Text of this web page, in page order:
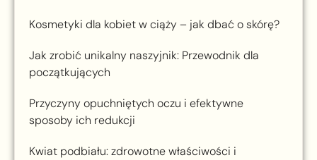
Kosmetyki dla kobiet w ciąży – jak dbać o skórę?
Jak zrobić unikalny naszyjnik: Przewodnik dla
początkujących
Przyczyny opuchniętych oczu i efektywne
sposoby ich redukcji
Kwiat podbiału: zdrowotne właściwości i